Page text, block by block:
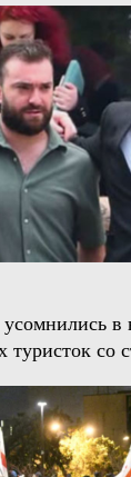
в
со